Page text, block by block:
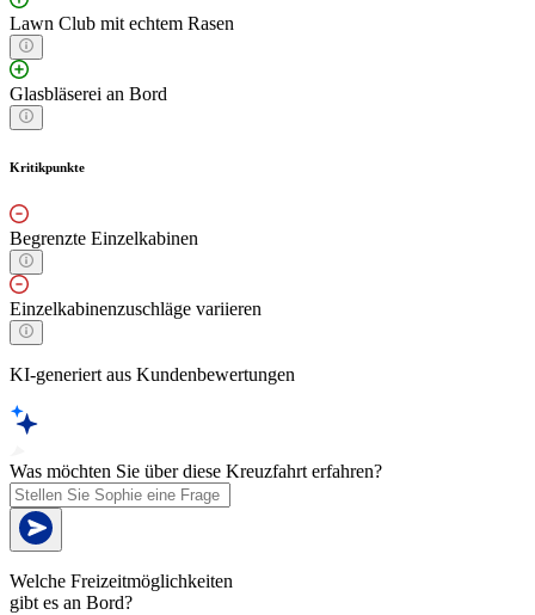
Lawn Club mit echtem Rasen
Glasbläserei an Bord
Kritikpunkte
Begrenzte Einzelkabinen
Einzelkabinenzuschläge variieren
KI-generiert aus Kundenbewertungen
Was möchten Sie über diese Kreuzfahrt erfahren?
Welche Freizeitmöglichkeiten
gibt es an Bord?